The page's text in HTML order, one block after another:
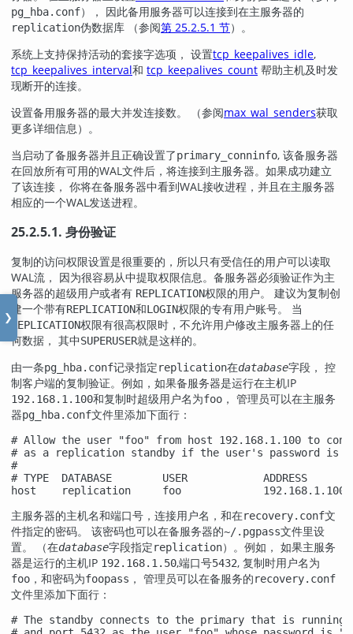
❯
pg_hba.conf）， 因此备用服务器可以连接到在主服务器的
replication伪数据库 （参阅第 25.2.5.1 节）。
系统上支持保持活动的套接字选项， 设置tcp_keepalives_idle,
tcp_keepalives_interval和 tcp_keepalives_count 帮助主机及时发
现断开的连接。
设置备用服务器的最大并发连接数。 （参阅max_wal_senders获取
更多详细信息）。
当启动了备服务器并且正确设置了primary_conninfo, 该备服务器
在回放所有可用的WAL文件后，将连接到主服务器。如果成功建立
了该连接， 你将在备服务器中看到WAL接收进程，并且在主服务器
相应的一个WAL发送进程。
25.2.5.1. 身份验证
复制的访问权限设置是很重要的，所以只有受信任的用户可以读取
WAL流， 因为很容易从中提取权限信息。备服务器必须验证作为主
服务器的超级用户或者有 REPLICATION权限的用户。 建议为复制创
建一个带有REPLICATION和LOGIN权限的专有用户账号。 当
REPLICATION权限有很高权限时，不允许用户修改主服务器上的任
何数据， 其中SUPERUSER就是这样的。
由一条pg_hba.conf记录指定replication在database字段， 控
制客户端的复制验证。例如，如果备服务器是运行在主机IP
192.168.1.100和复制时超级用户名为foo ， 管理员可以在主服务
器pg_hba.conf文件里添加下面行：
# Allow the user "foo" from host 192.168.1.100 to
# as a replication standby if the user's password is
#
# TYPE  DATABASE        USER            ADDRESS
host    replication     foo             192.168.1.100/
主服务器的主机名和端口号，连接用户名，和在recovery.conf文
件指定的密码。 该密码也可以在备服务器的~/.pgpass文件里设
置。 （在database字段指定replication）。例如， 如果主服务
器是运行的主机IP 192.168.1.50,端口号5432, 复制时用户名为
foo ，和密码为foopass ， 管理员可以在备服务的recovery.conf
文件里添加下面行：
# The standby connects to the primary that is running